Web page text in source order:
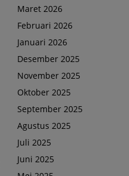
Maret 2026
Februari 2026
Januari 2026
Desember 2025
November 2025
Oktober 2025
September 2025
Agustus 2025
Juli 2025
Juni 2025